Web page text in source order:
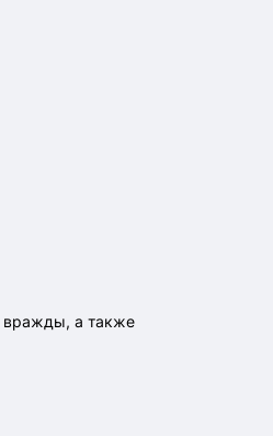
вражды, а также